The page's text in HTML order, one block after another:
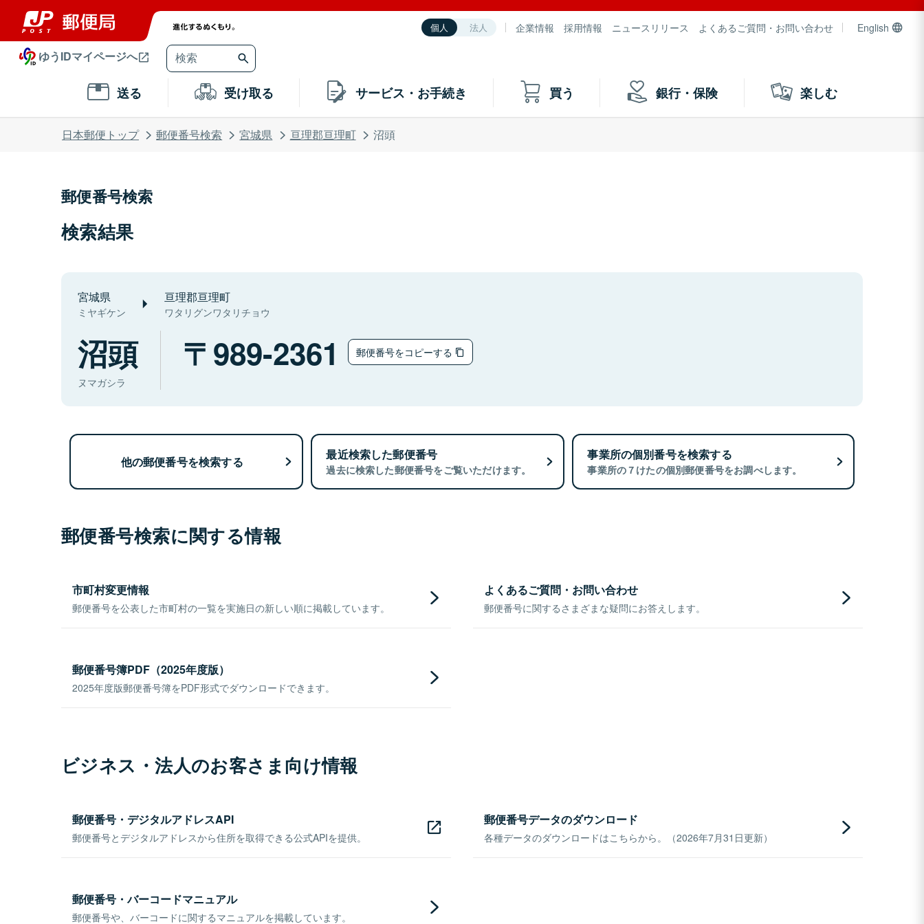
個人 法人 企業情報 採用情報 ニュースリリース よくあるご質問・お問い合わせ English
ゆうIDマイページへ
送る 受け取る サービス・お手続き 買う 銀行・保険 楽しむ
日本郵便トップ 郵便番号検索 宮城県 亘理郡亘理町 沼頭
郵便番号検索
検索結果
宮城県
ミヤギケン
亘理郡亘理町
ワタリグンワタリチョウ
沼頭
ヌマガシラ
989-2361 郵便番号をコピーする
他の郵便番号を検索する 最近検索した郵便番号
過去に検索した郵便番号をご覧いただけます。
事業所の個別番号を検索する
事業所の７けたの個別郵便番号をお調べします。
郵便番号検索に関する情報
市町村変更情報
郵便番号を公表した市町村の一覧を実施日の新しい順に掲載しています。
よくあるご質問・お問い合わせ
郵便番号に関するさまざまな疑問にお答えします。
郵便番号簿PDF（2025年度版）
2025年度版郵便番号簿をPDF形式でダウンロードできます。
ビジネス・法人のお客さま向け情報
郵便番号・デジタルアドレスAPI
郵便番号とデジタルアドレスから住所を取得できる公式APIを提供。
郵便番号データのダウンロード
各種データのダウンロードはこちらから。（2026年7月31日更新）
郵便番号・バーコードマニュアル
郵便番号や、バーコードに関するマニュアルを掲載しています。